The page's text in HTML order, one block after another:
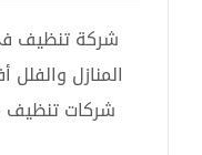
المنازل
شركات تنظيف